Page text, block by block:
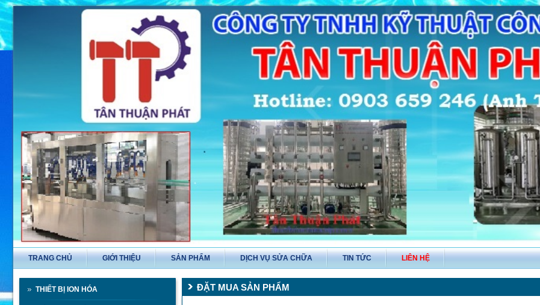
TRANG CHỦ GIỚI THIỆU SẢN PHẨM DỊCH VỤ SỬA CHỮA TIN TỨC LIÊN HỆ
THIẾT BỊ ION HÓA ĐẶT MUA SẢN PHẨM